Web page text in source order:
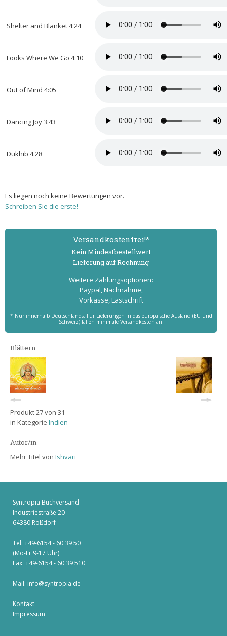
Shelter and Blanket 4:24
Looks Where We Go 4:10
Out of Mind 4:05
Dancing Joy 3:43
Dukhib 4.28
Es liegen noch keine Bewertungen vor.
Schreiben Sie die erste!
Versand­kostenfrei!*
Kein Mindest­bestell­wert
Lieferung auf Rechnung
Weitere Zahlungs­optionen:
Paypal, Nachnahme,
Vorkasse, Lastschrift
* Nur innerhalb Deutschlands. Für Lieferungen in das europäische Ausland (EU und
Schweiz) fallen minimale Versandkosten an.
Blättern
Produkt 27 von 31
in Kategorie Indien
Autor/in
Mehr Titel von Ishvari
Syntropia Buchversand
Industriestraße 20
64380 Roßdorf
Tel: +49-6154 - 60 39 50
(Mo-Fr 9-17 Uhr)
Fax: +49-6154 - 60 39 510
Mail: info@syntropia.de
Kontakt
Impressum